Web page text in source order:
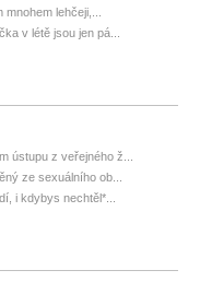
mnohem lehčeji,...
v létě jsou jen pá...
ústupu z veřejného ž...
ze sexuálního ob...
i kdybys nechtěl*...